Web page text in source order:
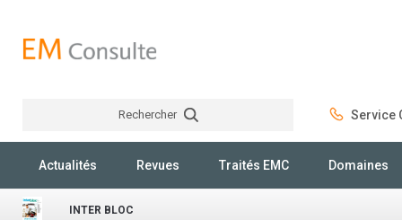
Rechercher Service
Actualités Revues Traités EMC Domaines
INTER BLOC